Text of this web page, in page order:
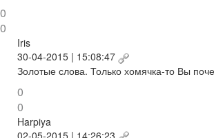
0
0
Iris
30-04-2015 | 15:08:47
Золотые слова. Только хомячка-то Вы
0
0
Harpiya
02-05-2015 | 14:26:23